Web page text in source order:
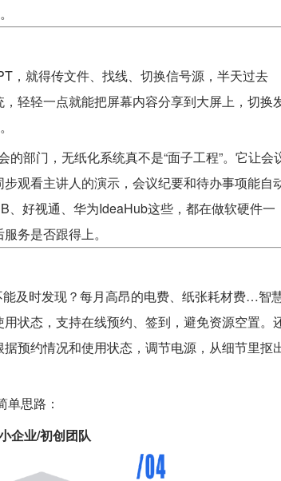
，就得传文件、找线、切换信号源，半天过去
轻轻一点就能把屏幕内容分享到大屏上，切换
的部门，无纸化系统真不是“面子工程”。它让会
观看主讲人的演示，会议纪要和待办事项能自
好视通、华为IdeaHub这些，都在做软硬件一
务是否跟得上。
及时发现？每月高昂的电费、纸张耗材费…智
状态，支持在线预约、签到，避免资源空置。
预约情况和使用状态，调节电源，从细节里抠
思路：
企业/初创团队